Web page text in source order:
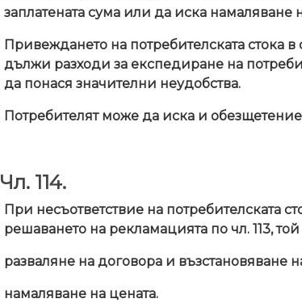
заплатената сума или да иска намаляване
Привеждането на потребителската стока
дължи разходи за експедиране на
да понася значителни неудобства.
Потребителят може да иска и
Чл. 114.
При несъответствие на потребителската
решаването на рекламацията по чл. 113,
разваляне на договора и възстановяване
намаляване на цената.